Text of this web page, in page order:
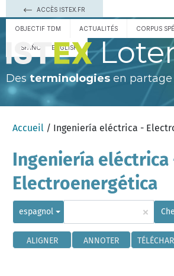
ACCÈS ISTEX.FR
OBJECTIF TDM ACTUALITÉS CORPUS
ESPAÑOL ENGLISH
Des terminologies en partage
Accueil / Ingeniería eléctrica -
Ingeniería eléctrica
Electroenergética
espagnol ×
ALIGNER ANNOTER